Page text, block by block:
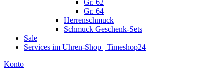
Gr. 62
Gr. 64
Herrenschmuck
Schmuck Geschenk-Sets
Sale
Services im Uhren-Shop | Timeshop24
Konto